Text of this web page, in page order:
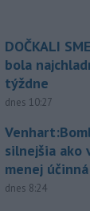
DOČKALI
bola
týždne
dnes 10:27
silnejšia ako
menej účinná
dnes 8:24